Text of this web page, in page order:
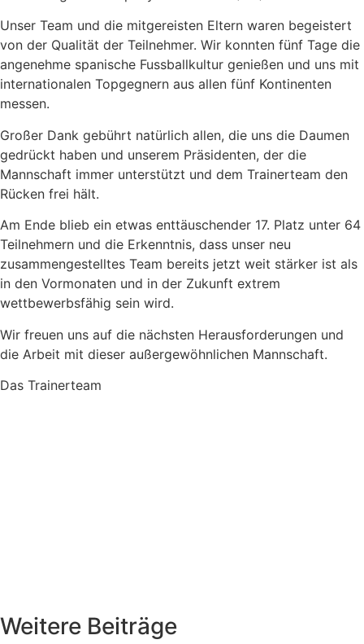
Unser Team und die mitgereisten Eltern waren begeistert
von der Qualität der Teilnehmer. Wir konnten fünf Tage die
angenehme spanische Fussballkultur genießen und uns mit
internationalen Topgegnern aus allen fünf Kontinenten
messen.
Großer Dank gebührt natürlich allen, die uns die Daumen
gedrückt haben und unserem Präsidenten, der die
Mannschaft immer unterstützt und dem Trainerteam den
Rücken frei hält.
Am Ende blieb ein etwas enttäuschender 17. Platz unter 64
Teilnehmern und die Erkenntnis, dass unser neu
zusammengestelltes Team bereits jetzt weit stärker ist als
in den Vormonaten und in der Zukunft extrem
wettbewerbsfähig sein wird.
Wir freuen uns auf die nächsten Herausforderungen und
die Arbeit mit dieser außergewöhnlichen Mannschaft.
Das Trainerteam
Weitere Beiträge